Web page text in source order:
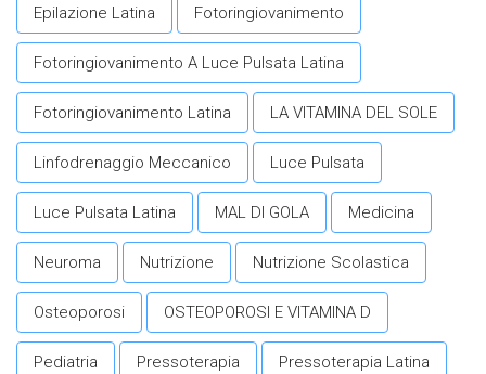
Epilazione Latina Fotoringiovanimento
Fotoringiovanimento A Luce Pulsata Latina
Fotoringiovanimento Latina LA VITAMINA DEL SOLE
Linfodrenaggio Meccanico Luce Pulsata
Luce Pulsata Latina MAL DI GOLA Medicina
Neuroma Nutrizione Nutrizione Scolastica
Osteoporosi OSTEOPOROSI E VITAMINA D
Pediatria Pressoterapia Pressoterapia Latina